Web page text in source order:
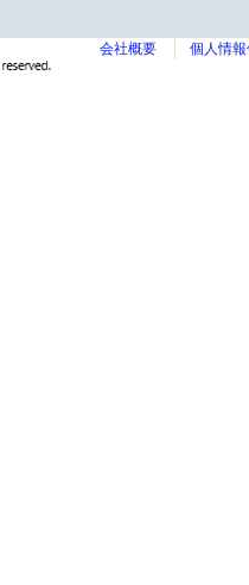
会社概要 個人情